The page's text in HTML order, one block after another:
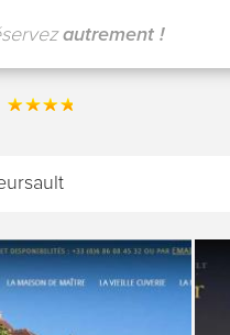
autrement !